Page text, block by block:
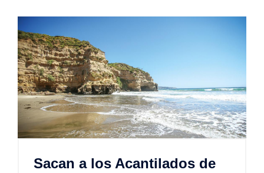
Sacan a los Acantilados de